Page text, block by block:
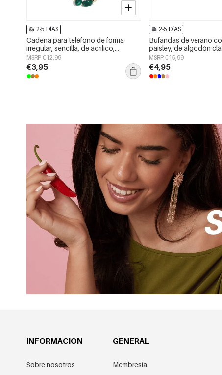
2-5 DÍAS
Cadena para teléfono de forma
irregular, sencilla, de acrílico,
accesorio de uso diario.
MSRP €12,99
€3,95
2-5 DÍAS
Bufandas de verano
paisley, de algodón
accesorios para el día a
MSRP €15,99
€4,95
INFORMACIÓN
Sobre nosotros
GENERAL
Membresía